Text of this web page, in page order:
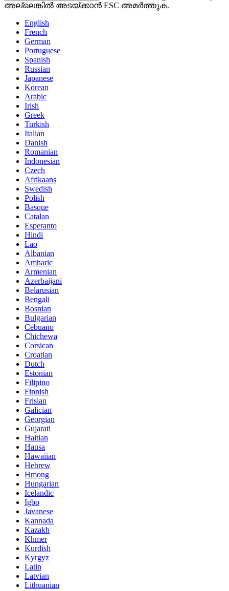
അല്ലെങ്കിൽ അടയ്ക്കാൻ ESC അമർത്തുക.
English
French
German
Portuguese
Spanish
Russian
Japanese
Korean
Arabic
Irish
Greek
Turkish
Italian
Danish
Romanian
Indonesian
Czech
Afrikaans
Swedish
Polish
Basque
Catalan
Esperanto
Hindi
Lao
Albanian
Amharic
Armenian
Azerbaijani
Belarusian
Bengali
Bosnian
Bulgarian
Cebuano
Chichewa
Corsican
Croatian
Dutch
Estonian
Filipino
Finnish
Frisian
Galician
Georgian
Gujarati
Haitian
Hausa
Hawaiian
Hebrew
Hmong
Hungarian
Icelandic
Igbo
Javanese
Kannada
Kazakh
Khmer
Kurdish
Kyrgyz
Latin
Latvian
Lithuanian